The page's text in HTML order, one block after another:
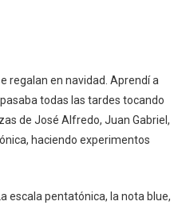
regalan en navidad. Aprendí a
todas las tardes tocando
de José Alfredo, Juan Gabriel,
haciendo experimentos
escala pentatónica, la nota blue,